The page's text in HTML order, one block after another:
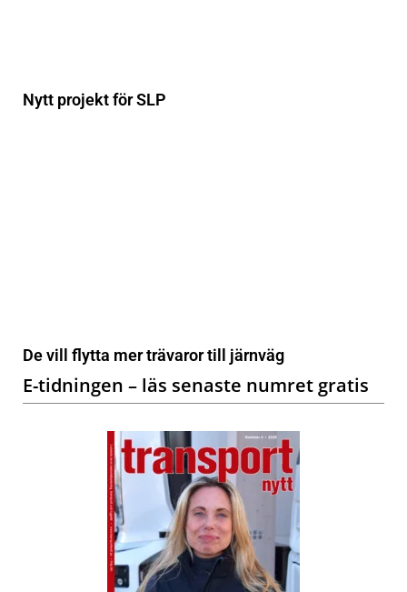
Nytt projekt för SLP
De vill flytta mer trävaror till järnväg
E-tidningen – läs senaste numret gratis